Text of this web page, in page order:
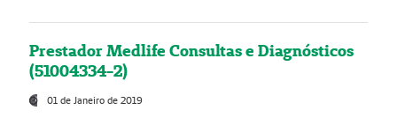
Prestador Medlife Consultas e Diagnósticos
(51004334-2)
01 de Janeiro de 2019